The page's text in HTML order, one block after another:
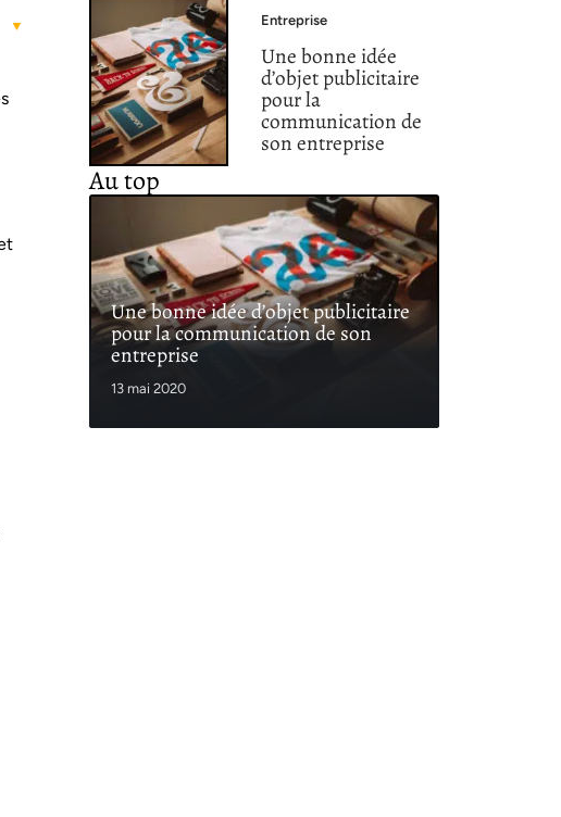
Entreprise
Une bonne idée
d’objet publicitaire
pour la
communication de
son entreprise
Au top
Une bonne idée d’objet publicitaire
pour la communication de son
entreprise
13 mai 2020